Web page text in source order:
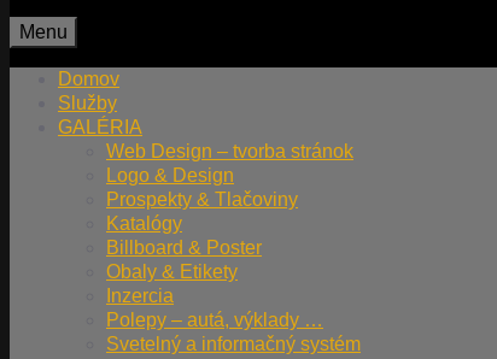
Menu
Domov
Služby
GALÉRIA
Web Design – tvorba stránok
Logo & Design
Prospekty & Tlačoviny
Katalógy
Billboard & Poster
Obaly & Etikety
Inzercia
Polepy – autá, výklady …
Svetelný a informačný systém